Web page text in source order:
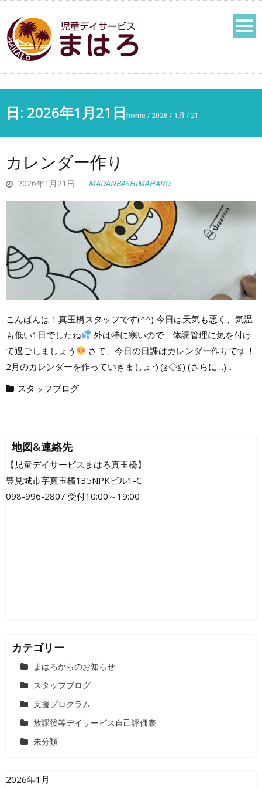
日: 2026年1月21日home/ 2026 / 1月 /21
カレンダー作り
2026年1月21日 MADANBASHIMAHARO
こんばんは！真玉橋スタッフです(^^) 今日は天気も悪く、気温
も低い1日でしたね
外は特に寒いので、体調管理に気を付け
て過ごしましょう
さて、今日の日課はカレンダー作りです！
2月のカレンダーを作っていきましょう(≧◇≦) (さらに…)...
スタッフブログ
地図&連絡先
【児童デイサービスまはろ真玉橋】
豊見城市字真玉橋135NPKビル1-C
098-996-2807 受付10:00～19:00
カテゴリー
まはろからのお知らせ
スタッフブログ
支援プログラム
放課後等デイサービス自己評価表
未分類
2026年1月